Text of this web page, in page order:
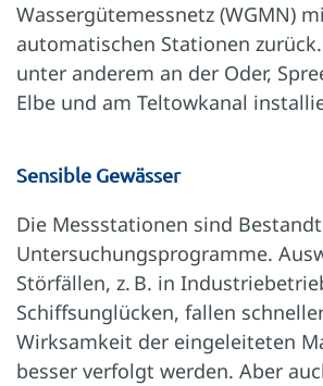
Wassergütemessnetz (WGMN)
automatischen Stationen
unter anderem an der Oder,
Elbe und am Teltowkanal
Sensible Gewässer
Die Messstationen sind
Untersuchungsprogramme.
Störfällen, z. B. in
Schiffsunglücken, fallen
Wirksamkeit der eingeleiteten
besser verfolgt werden. Aber